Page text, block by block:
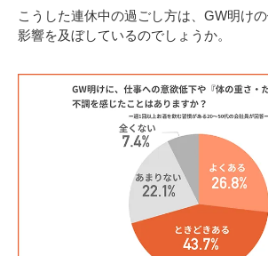
こうした連休中の過ごし方は、GW明け
影響を及ぼしているのでしょうか。